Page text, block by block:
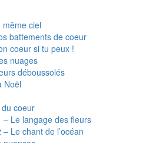
même ciel
battements de coeur
coeur si tu peux !
nuages
déboussolés
Noël
coeur
– Le langage des fleurs
– Le chant de l’océan